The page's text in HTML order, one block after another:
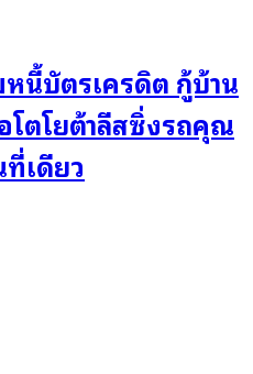
นี้บัตรเครดิต กู้บ้าน
โตโยต้าลีสซิ่งรถคุณ
เดียว